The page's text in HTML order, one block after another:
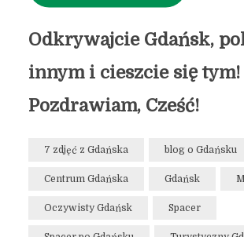
Odkrywajcie Gdańsk,
innym i cieszcie się tym!
Pozdrawiam, Cześć!
7 zdjęć z Gdańska blog o Gdańsku
Centrum Gdańska Gdańsk
Oczywisty Gdańsk Spacer